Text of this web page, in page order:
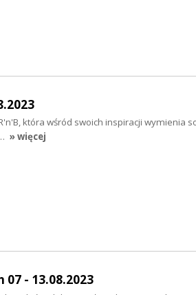
która wśród swoich inspiracji wymienia
» więcej
07 - 13.08.2023